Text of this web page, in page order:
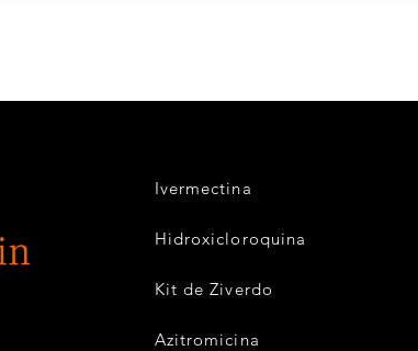
Ivermectina
Hidroxicloroquina
Kit de Ziverdo
Azitromicina